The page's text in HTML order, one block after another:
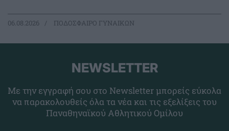
06.08.2026 ΠΟΔΟΣΦΑΙΡΟ ΓΥΝΑΙΚΩΝ
NEWSLETTER
Με την εγγραφή σου στο Newsletter μπορείς εύκολα
να παρακολουθείς όλα τα νέα και τις εξελίξεις του
Παναθηναϊκού Αθλητικού Ομίλου